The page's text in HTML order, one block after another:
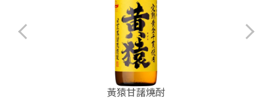
黃猿甘藷燒酎